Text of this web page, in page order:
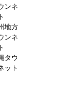
ンネ
地方
ンネ
タウ
ット